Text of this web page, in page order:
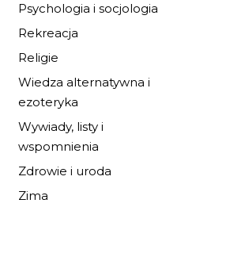
Psychologia i socjologia
Rekreacja
Religie
Wiedza alternatywna i
ezoteryka
Wywiady, listy i
wspomnienia
Zdrowie i uroda
Zima